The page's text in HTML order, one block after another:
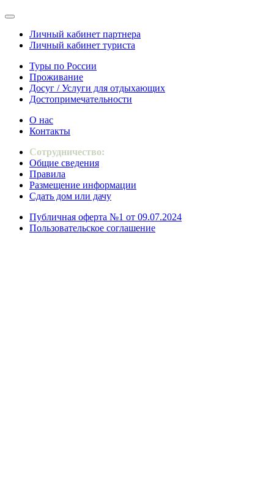
Личный кабинет партнера
Личный кабинет туриста
Туры по России
Проживание
Досуг / Услуги для отдыхающих
Достопримечательности
О нас
Контакты
Сотрудничество:
Общие сведения
Правила
Размещение информации
Сдать дом или дачу
Публичная оферта №1 от 09.07.2024
Пользовательское соглашение